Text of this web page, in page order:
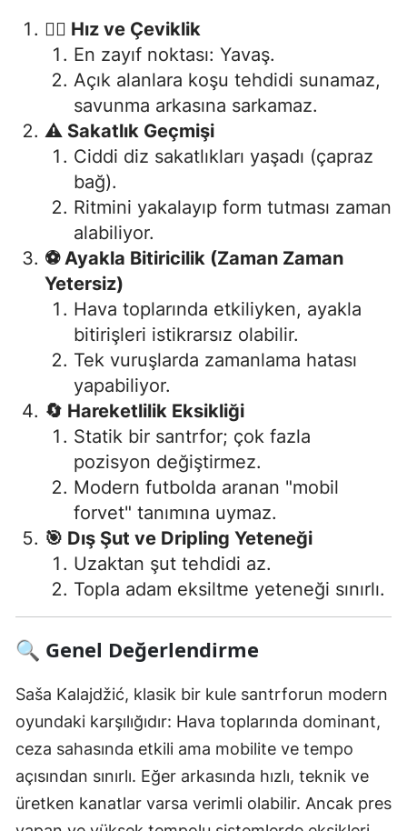
🏃‍♂️ Hız ve Çeviklik
En zayıf noktası: Yavaş.
Açık alanlara koşu tehdidi sunamaz,
savunma arkasına sarkamaz.
⚠️ Sakatlık Geçmişi
Ciddi diz sakatlıkları yaşadı (çapraz
bağ).
Ritmini yakalayıp form tutması zaman
alabiliyor.
⚽ Ayakla Bitiricilik (Zaman Zaman
Yetersiz)
Hava toplarında etkiliyken, ayakla
bitirişleri istikrarsız olabilir.
Tek vuruşlarda zamanlama hatası
yapabiliyor.
🔄 Hareketlilik Eksikliği
Statik bir santrfor; çok fazla
pozisyon değiştirmez.
Modern futbolda aranan "mobil
forvet" tanımına uymaz.
🎯 Dış Şut ve Dripling Yeteneği
Uzaktan şut tehdidi az.
Topla adam eksiltme yeteneği sınırlı.
🔍 Genel Değerlendirme
Saša Kalajdžić, klasik bir kule santrforun modern
oyundaki karşılığıdır: Hava toplarında dominant,
ceza sahasında etkili ama mobilite ve tempo
açısından sınırlı. Eğer arkasında hızlı, teknik ve
üretken kanatlar varsa verimli olabilir. Ancak pres